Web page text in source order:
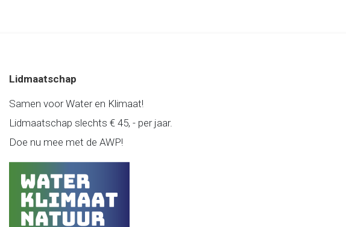
Lidmaatschap
Samen voor Water en Klimaat!
Lidmaatschap slechts € 45, - per jaar.
Doe nu mee met de AWP!